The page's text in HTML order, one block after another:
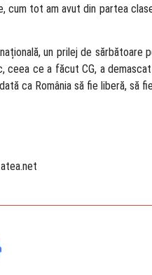
cum tot am avut din partea
un prilej de
ceea ce a făcut CG, a
ca România să fie liberă, să